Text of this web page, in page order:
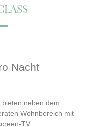
Nacht
bieten neben dem
Wohnbereich mit
TV.